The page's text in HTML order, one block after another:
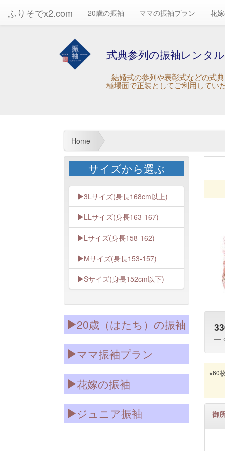
ふりそでx2.com 20歳の振袖 ママの振袖プラン 花
式典参列の振袖レンタル
結婚式の参列や表彰式などの式
種場面で正装としてご利用してい
Home
サイズから選ぶ
3Lサイズ(身長168cm以上)
LLサイズ(身長163-167)
Lサイズ(身長158-162)
Mサイズ(身長153-157)
Sサイズ(身長152cm以下)
20歳（はたち）の振袖
ママ振袖プラン
花嫁の振袖
ジュニア振袖
※60
御